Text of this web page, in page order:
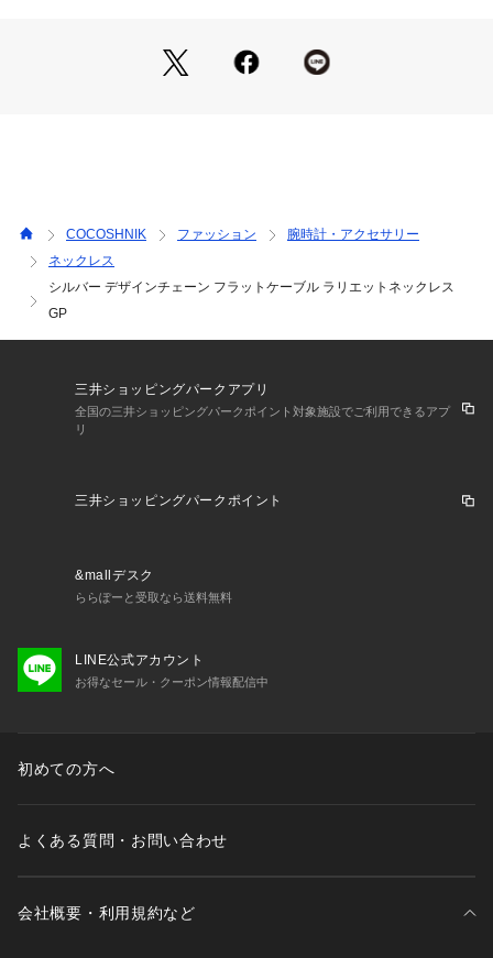
ります。また、パソコン・スマートフォンなどの環境により、
若干製品と画像のカラーが異なる場合もございます。
商品と品質証明書をご持参いただき、お近くの直営店へお持込
下さい。
お修理内容によっては有償の場合やお受けできない場合もござ
います。
COCOSHNIK ファッション
腕時計・アクセサリー
ネックレス
シルバー デザインチェーン フラットケーブル ラリエットネックレス
GP
三井ショッピングパークアプリ
全国の三井ショッピングパークポイント対象施設でご利用できるアプ
リ
三井ショッピングパークポイント
&mallデスク
ららぽーと受取なら送料無料
LINE公式アカウント
お得なセール・クーポン情報配信中
初めての方へ
よくある質問・お問い合わせ
会社概要・利用規約など